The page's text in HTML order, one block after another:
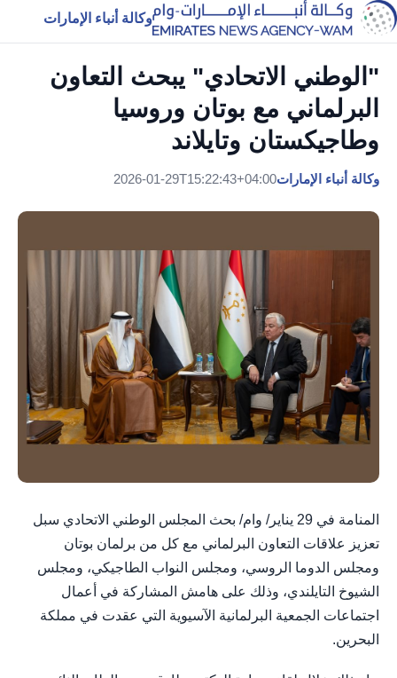
وكالة أنباء الإمارات
"الوطني الاتحادي" يبحث التعاون
البرلماني مع بوتان وروسيا
وطاجيكستان وتايلاند
وكالة أنباء الإمارات2026-01-29T15:22:43+04:00
المنامة في 29 يناير/ وام/ بحث المجلس الوطني الاتحادي سبل
تعزيز علاقات التعاون البرلماني مع كل من برلمان بوتان
ومجلس الدوما الروسي، ومجلس النواب الطاجيكي، ومجلس
الشيوخ التايلندي، وذلك على هامش المشاركة في أعمال
اجتماعات الجمعية البرلمانية الآسيوية التي عقدت في مملكة
البحرين.